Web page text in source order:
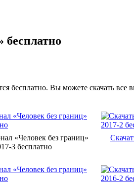
бесплатно
бесплатно. Вы можете скачать
«Человек без границ»
3 бесплатно